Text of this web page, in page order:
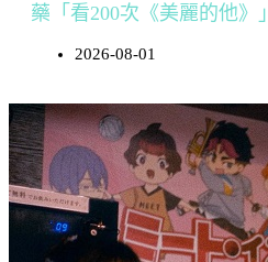
藥「看200次《美麗的他》」
2026-08-01